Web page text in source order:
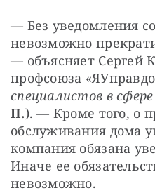
— Без уведомления
невозможно
— объясняет Сергей
профсоюза
специалистов в
П.). — Кроме того, о
обслуживания дома
компания обязана
Иначе ее
невозможно.